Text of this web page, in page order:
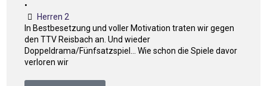
•
Herren 2
In Bestbesetzung und voller Motivation traten wir gegen
den TTV Reisbach an. Und wieder
Doppeldrama/Fünfsatzspiel… Wie schon die Spiele davor
verloren wir